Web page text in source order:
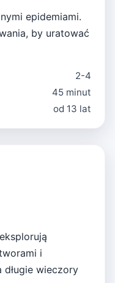
epidemiami.
by uratować
2-4
45 minut
od 13 lat
i
długie wieczory